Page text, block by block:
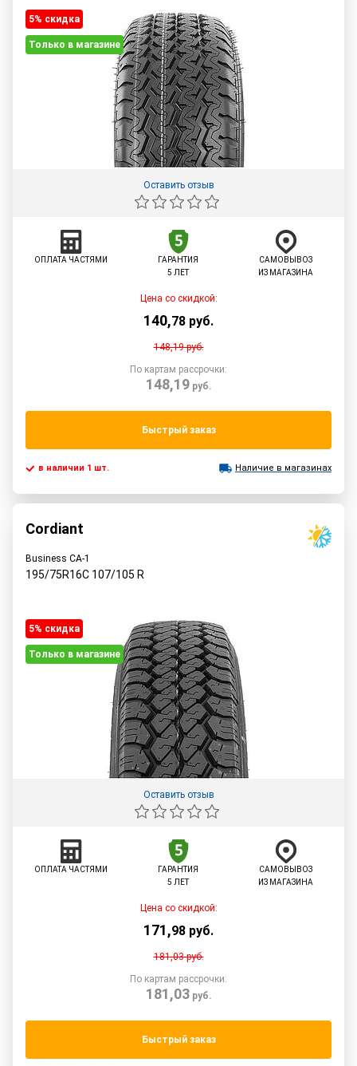
5% cкидка
Только в магазине
Оставить отзыв
ОПЛАТА ЧАСТЯМИ
ГАРАНТИЯ
5 ЛЕТ
САМОВЫВОЗ
ИЗ МАГАЗИНА
Цена со скидкой:
140,78 руб.
148,19руб.
По картам рассрочки:
148,19руб.
Быстрый заказ
в наличии 1 шт. Наличие в магазинах
Cordiant
Business CA-1
195/75R16C 107/105 R
5% cкидка
Только в магазине
Оставить отзыв
ОПЛАТА ЧАСТЯМИ
ГАРАНТИЯ
5 ЛЕТ
САМОВЫВОЗ
ИЗ МАГАЗИНА
Цена со скидкой:
171,98 руб.
181,03руб.
По картам рассрочки:
181,03руб.
Быстрый заказ